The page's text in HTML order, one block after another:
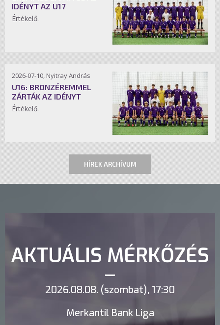
IDÉNYT AZ U17
Értékelő.
2026-07-10, Nyitray András
U16: BRONZÉREMMEL
ZÁRTÁK AZ IDÉNYT
Értékelő.
HÍREK ARCHÍVUM
AKTUÁLIS MÉRKŐZÉS
2026.08.08. (szombat), 17:30
Merkantil Bank Liga